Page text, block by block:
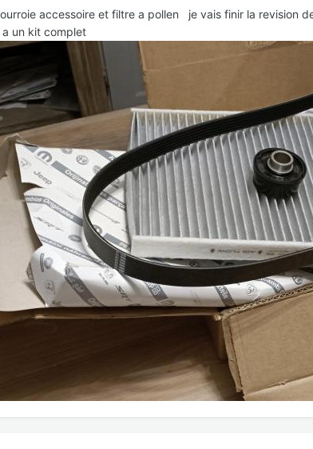
accessoire et filtre a pollen je vais finir la
un kit complet